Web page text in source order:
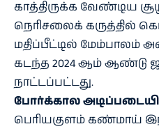
காத்திருக்க வேண்டிய
நெரிசலைக் கருத்தில்
மதிப்பீட்டில் மேம்பாலம்
கடந்த 2024 ஆம் ஆண்டு
நாட்டப்பட்டது.
போர்க்கால
பெரியகுளம் கண்மாய்